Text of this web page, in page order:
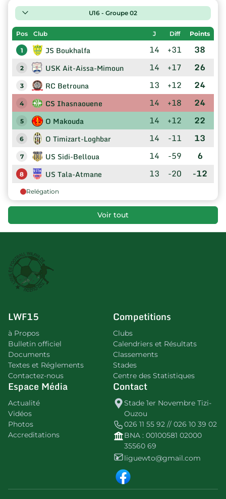
U16 - Groupe 02
Pos Club J Diff Points
1 JS Boukhalfa 14 +31 38
2 USK Ait-Aissa-Mimoun 14 +17 26
3 RC Betrouna 13 +12 24
4 CS Ihasnaouene 14 +18 24
5 O Makouda 14 +12 22
6 O Timizart-Loghbar 14 -11 13
7 US Sidi-Belloua 14 -59 6
8 US Tala-Atmane 13 -20 -12
Relégation
Voir tout
LWF15
à Propos
Bulletin officiel
Documents
Textes et Réglements
Contactez-nous
Competitions
Clubs
Calendriers et Résultats
Classements
Stades
Centre des Statistiques
Espace Média
Actualité
Vidéos
Photos
Accreditations
Contact
Stade 1er Novembre Tizi-
Ouzou
026 11 55 92 // 026 10 39 02
BNA : 00100581 02000
35560 69
liguewto@gmail.com